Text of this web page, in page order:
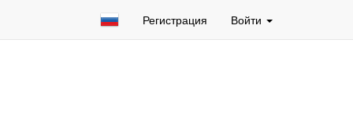
Регистрация Войти